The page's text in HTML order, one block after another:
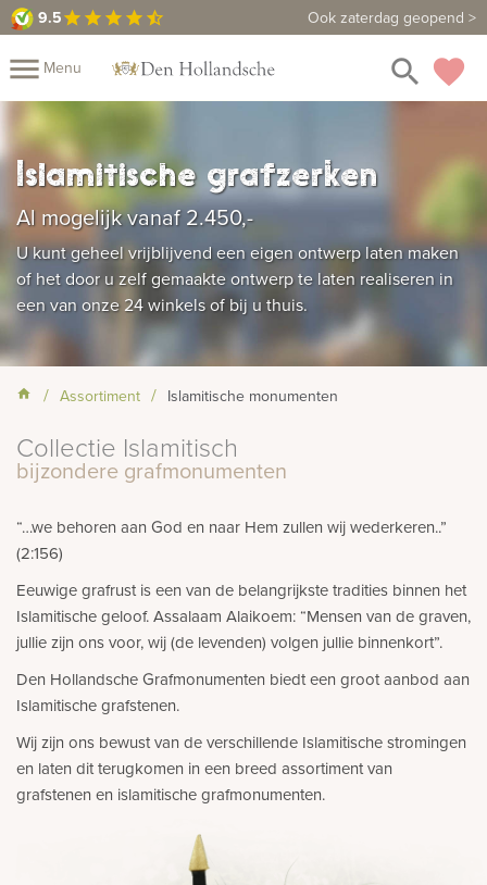
9.5star star star star star_half Ook zaterdag geopend >
9.5 Maak een vrijblijvende afspraak
menu Menu favorite
search
close
Assortiment
Fotoboek
Informatie
Prijzen
Over
ons
Winkels Contact
Islamitische grafzerken
Al mogelijk vanaf 2.450,-
U kunt geheel vrijblijvend een eigen ontwerp laten maken
of het door u zelf gemaakte ontwerp te laten realiseren in
een van onze 24 winkels of bij u thuis.
Assortiment Islamitische monumenten
Collectie Islamitisch
bijzondere grafmonumenten
“…we behoren aan God en naar Hem zullen wij wederkeren..”
(2:156)
Eeuwige grafrust is een van de belangrijkste tradities binnen het
Islamitische geloof. Assalaam Alaikoem: “Mensen van de graven,
jullie zijn ons voor, wij (de levenden) volgen jullie binnenkort”.
Den Hollandsche Grafmonumenten biedt een groot aanbod aan
Islamitische grafstenen.
Wij zijn ons bewust van de verschillende Islamitische stromingen
en laten dit terugkomen in een breed assortiment van
grafstenen en islamitische grafmonumenten.